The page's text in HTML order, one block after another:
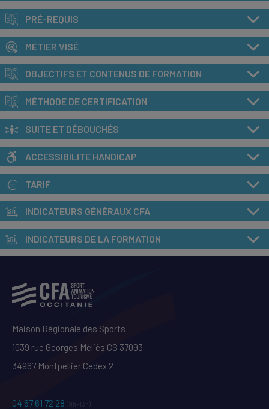
PRÉ-REQUIS
MÉTIER VISÉ
OBJECTIFS ET CONTENUS DE FORMATION
MÉTHODE DE CERTIFICATION
SUITE ET DÉBOUCHÉS
ACCESSIBILITE HANDICAP
TARIF
INDICATEURS GÉNÉRAUX CFA
INDICATEURS DE LA FORMATION
Maison Régionale des Sports
1039 rue Georges Méliès CS 37093
34967 Montpellier Cedex 2
04 67 61 72 28 (9h–13h)